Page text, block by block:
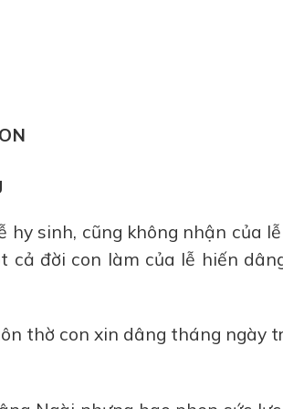
hy sinh, cũng không nhận của
cả đời con làm của lễ hiến
thờ con xin dâng tháng ngày